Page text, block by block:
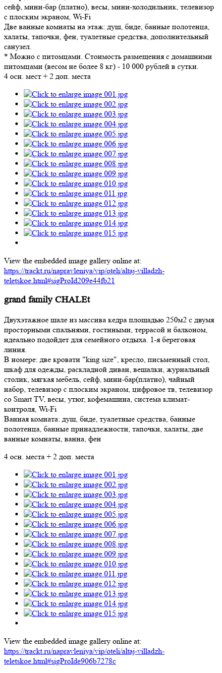
сейф, мини-бар (платно), весы, мини-холодильник, телевизор
с плоским экраном, Wi-Fi
Две ванные комнаты на этаж: душ, биде, банные полотенца,
халаты, тапочки, фен, туалетные средства, дополнительный
санузел.
* Можно с питомцами. Стоимость размещения с домашними
питомцами (весом не более 8 кг) - 10 000 рублей в сутки.
4 осн. мест + 2 доп. места
View the embedded image gallery online at:
https://trackt.ru/napravleniya/vip/oteli/altaj-villadzh-
teletskoe.html#sigProId209e44fb21
grand family CHALEt
Двухэтажное шале из массива кедра площадью 250м2 с двумя
просторными спальнями, гостиными, террасой и балконом,
идеально подойдет для семейного отдыха. 1-я береговая
линия.
В номере: две кровати "king size", кресло, письменный стол,
шкаф для одежды, раскладной диван, вешалки, журнальный
столик, мягкая мебель, сейф, мини-бар(платно), чайный
набор, телевизор с плоским экраном, цифровое тв, телевизор
со Smart TV, весы, утюг, кофемашина, система климат-
контроля, Wi-Fi
Ванная комната: душ, биде, туалетные средства, банные
полотенца, банные принадлежности, тапочки, халаты, две
ванные комнаты, ванна, фен
4 осн. места + 2 доп. места
View the embedded image gallery online at:
https://trackt.ru/napravleniya/vip/oteli/altaj-villadzh-
teletskoe.html#sigProIde906b7278c